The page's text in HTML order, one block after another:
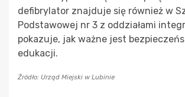
defibrylator znajduje się również w
Podstawowej nr 3 z oddziałami
pokazuje, jak ważne jest
edukacji.
Źródło: Urząd Miejski w Lubinie